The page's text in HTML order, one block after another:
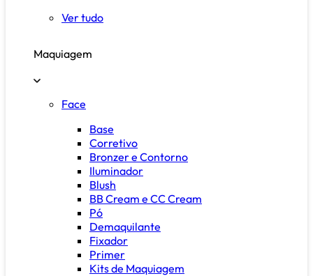
Ver tudo
Maquiagem
Face
Base
Corretivo
Bronzer e Contorno
Iluminador
Blush
BB Cream e CC Cream
Pó
Demaquilante
Fixador
Primer
Kits de Maquiagem